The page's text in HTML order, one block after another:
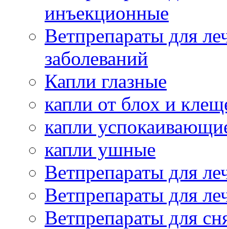
инъекционные
Ветпрепараты для
заболеваний
Капли глазные
капли от блох и
капли
капли ушные
Ветпрепараты для
Ветпрепараты для
Ветпрепараты для